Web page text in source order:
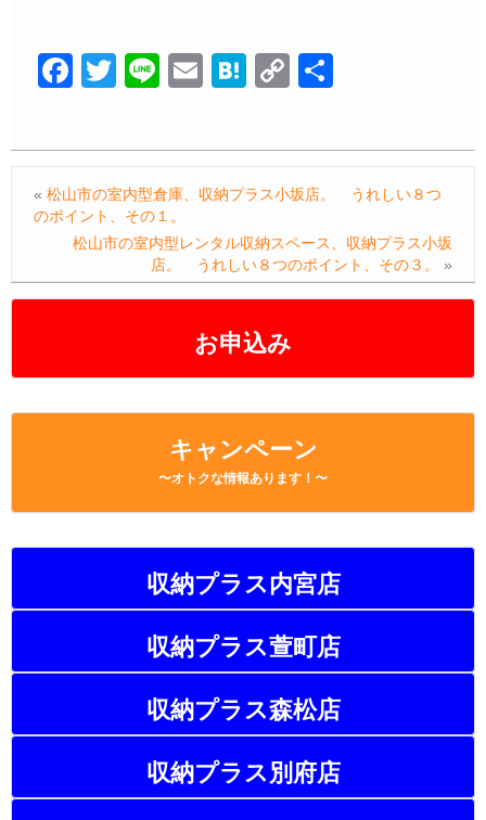
お申込み
キャンペーン
〜オトクな情報あります！〜
収納プラス内宮店
収納プラス萱町店
収納プラス森松店
収納プラス別府店
F
c
b
o
o
T
tt
Li
e
E
ail
H
e
a
C
p
Li
n
k
« 松山市の室内型倉庫、収納プラス小坂店。 うれしい８つ
のポイント、その１。
松山市の室内型レンタル収納スペース、収納プラス小坂
店。 うれしい８つのポイント、その３。
»